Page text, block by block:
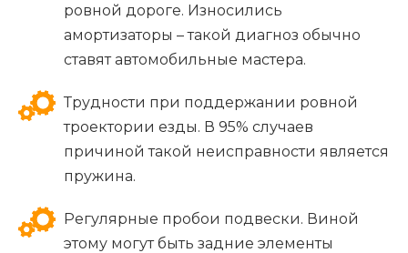
ровной дороге. Износились
амортизаторы – такой диагноз обычно
ставят автомобильные мастера.
Трудности при поддержании ровной
троектории езды. В 95% случаев
причиной такой неисправности является
пружина.
Регулярные пробои подвески. Виной
этому могут быть задние элементы